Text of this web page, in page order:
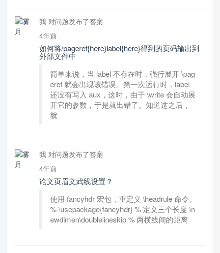
我 对问题发布了答案
4年前
如何将/pageref{here}label{here}得到的页码输出到
外部文件中
简单来说，当 label 不存在时，强行展开 \pag
eref 就会出现该错误。第一次运行时，label
还没有写入 aux，这时，由于 \write 会自动展
开它的参数，于是就出错了。知道这之后，
就
我 对问题发布了答案
4年前
论文页眉文武线设置？
使用 fancyhdr 宏包，重定义 \headrule 命令。
% \usepackage{fancyhdr} % 定义三个长度 \n
ewdimen\doublelineskip % 两横线间的距离